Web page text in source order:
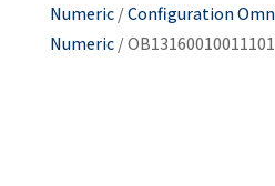
Numeric/Configuration
Numeric/ OB13160010011101